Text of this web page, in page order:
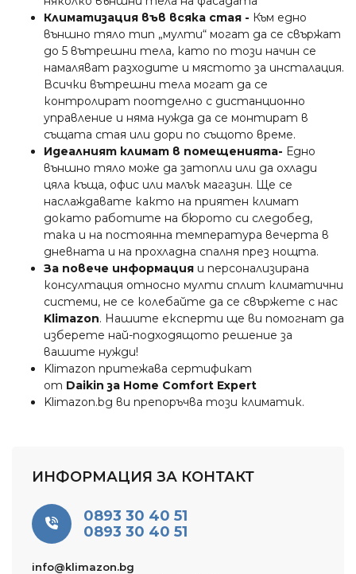
Климатизация във всяка стая - Към едно
външно тяло тип „мулти“ могат да се свържат
до 5 вътрешни тела, като по този начин се
намаляват разходите и мястото за инсталация.
Всички вътрешни тела могат да се
контролират поотделно с дистанционно
управление и няма нужда да се монтират в
същата стая или дори по същото време.
Идеалният климат в помещенията- Едно
външно тяло може да затопли или да охлади
цяла къща, офис или малък магазин. Ще се
наслаждавате както на приятен климат
докато работите на бюрото си следобед,
така и на постоянна температура вечерта в
дневната и на прохладна спалня през нощта.
За повече информация и персонализирана
консултация относно мулти сплит климатични
системи, не се колебайте да се свържете с нас
Klimazon. Нашите експерти ще ви помогнат да
изберете най-подходящото решение за
вашите нужди!
Klimazon притежава сертификат
от Daikin за Home Comfort Expert
Klimazon.bg ви препоръчва този климатик.
ИНФОРМАЦИЯ ЗА КОНТАКТ
0893 30 40 51
0893 30 40 51
info@klimazon.bg